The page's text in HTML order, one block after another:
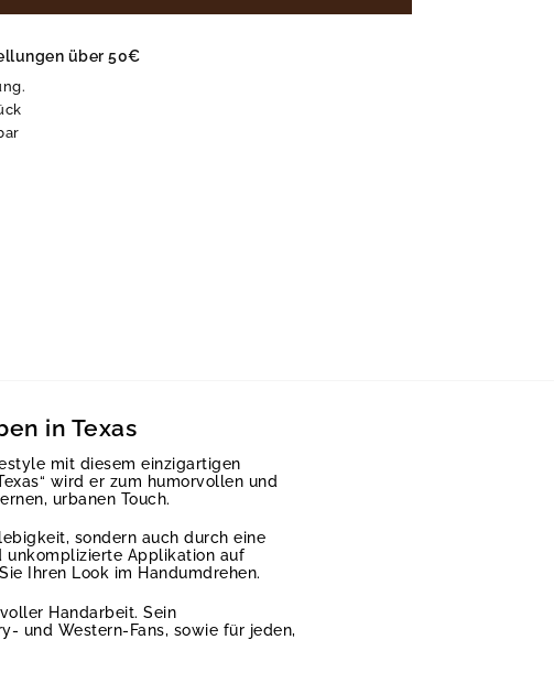
über 50€
in Texas
mit diesem einzigartigen
wird er zum humorvollen und
urbanen Touch.
sondern auch durch eine
unkomplizierte Applikation auf
Ihren Look im Handumdrehen.
Handarbeit. Sein
und Western-Fans, sowie für jeden,